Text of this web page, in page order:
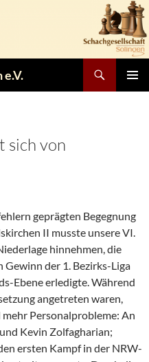
sich von
geprägten Begegnung
II musste unsere VI.
hinnehmen, die
Gewinn der 1. Bezirks-Liga
Ebene erledigte. Während
angetreten waren,
Personalprobleme: An
Kevin Zolfagharian;
ersten Kampf in der NRW-